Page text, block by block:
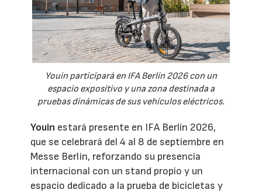
Youin participará en IFA Berlín 2026 con un
espacio expositivo y una zona destinada a
pruebas dinámicas de sus vehículos eléctricos.
Youin estará presente en IFA Berlín 2026,
que se celebrará del 4 al 8 de septiembre en
Messe Berlin, reforzando su presencia
internacional con un stand propio y un
espacio dedicado a la prueba de bicicletas y